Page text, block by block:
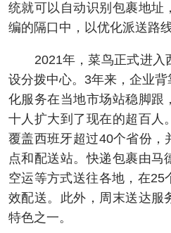
统就可以自动识别包裹地址
编的隔口中，以优化派送路
2021年，菜鸟正式进入
设分拨中心。3年来，企业
化服务在当地市场站稳脚跟
十人扩大到了现在的超百人
覆盖西班牙超过40个省份，
点和配送站。快递包裹由马
空运等方式送往各地，在25
效配送。此外，周末送达服
特色之一。